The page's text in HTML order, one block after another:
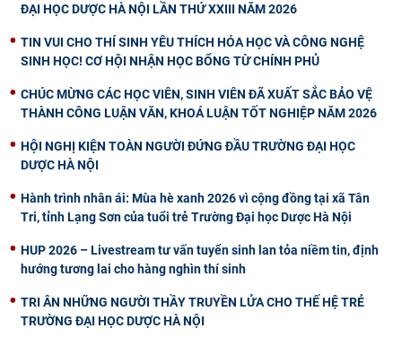
ĐẠI HỌC DƯỢC HÀ NỘI LẦN THỨ XXIII NĂM 2026
TIN VUI CHO THÍ SINH YÊU THÍCH HÓA HỌC VÀ CÔNG NGHỆ
SINH HỌC! CƠ HỘI NHẬN HỌC BỔNG TỪ CHÍNH PHỦ
CHÚC MỪNG CÁC HỌC VIÊN, SINH VIÊN ĐÃ XUẤT SẮC BẢO VỆ
THÀNH CÔNG LUẬN VĂN, KHOÁ LUẬN TỐT NGHIỆP NĂM 2026
HỘI NGHỊ KIỆN TOÀN NGƯỜI ĐỨNG ĐẦU TRƯỜNG ĐẠI HỌC
DƯỢC HÀ NỘI
Hành trình nhân ái: Mùa hè xanh 2026 vì cộng đồng tại xã Tân
Tri, tỉnh Lạng Sơn của tuổi trẻ Trường Đại học Dược Hà Nội
HUP 2026 – Livestream tư vấn tuyển sinh lan tỏa niềm tin, định
hướng tương lai cho hàng nghìn thí sinh
TRI ÂN NHỮNG NGƯỜI THẦY TRUYỀN LỬA CHO THẾ HỆ TRẺ
TRƯỜNG ĐẠI HỌC DƯỢC HÀ NỘI